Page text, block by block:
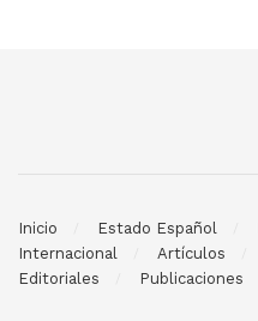
Inicio Estado Español
Internacional
Artículos
Editoriales
Publicaciones